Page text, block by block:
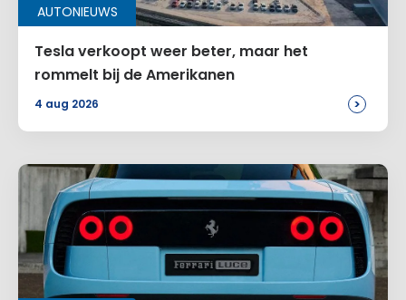
AUTONIEUWS
Tesla verkoopt weer beter, maar het
rommelt bij de Amerikanen
4 aug 2026 >